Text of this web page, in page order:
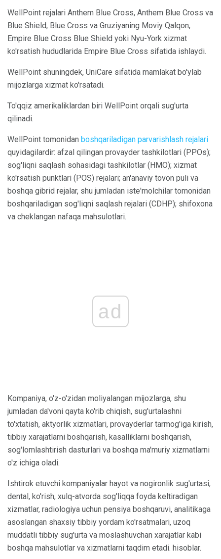
WellPoint rejalari Anthem Blue Cross, Anthem Blue Cross va
Blue Shield, Blue Cross va Gruziyaning Moviy Qalqon,
Empire Blue Cross Blue Shield yoki Nyu-York xizmat
ko'rsatish hududlarida Empire Blue Cross sifatida ishlaydi.
WellPoint shuningdek, UniCare sifatida mamlakat bo'ylab
mijozlarga xizmat ko'rsatadi.
To'qqiz amerikaliklardan biri WellPoint orqali sug'urta
qilinadi.
WellPoint tomonidan boshqariladigan parvarishlash rejalari
quyidagilardir: afzal qilingan provayder tashkilotlari (PPOs);
sog'liqni saqlash sohasidagi tashkilotlar (HMO); xizmat
ko'rsatish punktlari (POS) rejalari; an'anaviy tovon puli va
boshqa gibrid rejalar, shu jumladan iste'molchilar tomonidan
boshqariladigan sog'liqni saqlash rejalari (CDHP); shifoxona
va cheklangan nafaqa mahsulotlari.
ad
Kompaniya, o'z-o'zidan moliyalangan mijozlarga, shu
jumladan da'voni qayta ko'rib chiqish, sug'urtalashni
to'xtatish, aktyorlik xizmatlari, provayderlar tarmog'iga kirish,
tibbiy xarajatlarni boshqarish, kasalliklarni boshqarish,
sog'lomlashtirish dasturlari va boshqa ma'muriy xizmatlarni
o'z ichiga oladi.
Ishtirok etuvchi kompaniyalar hayot va nogironlik sug'urtasi,
dental, ko'rish, xulq-atvorda sog'liqqa foyda keltiradigan
xizmatlar, radiologiya uchun pensiya boshqaruvi, analitikaga
asoslangan shaxsiy tibbiy yordam ko'rsatmalari, uzoq
muddatli tibbiy sug'urta va moslashuvchan xarajatlar kabi
boshqa mahsulotlar va xizmatlarni taqdim etadi. hisoblar.